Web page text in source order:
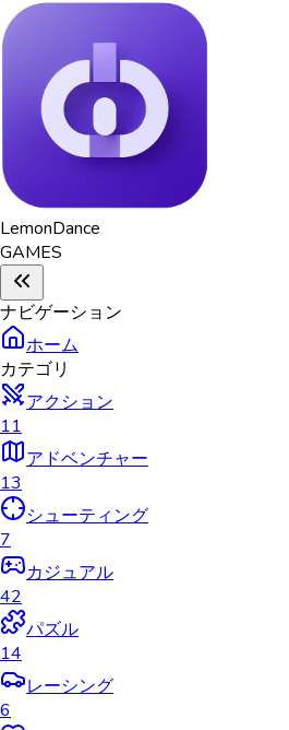
LemonDance
GAMES
ナビゲーション
ホーム
カテゴリ
アクション
11
アドベンチャー
13
シューティング
7
カジュアル
42
パズル
14
レーシング
6